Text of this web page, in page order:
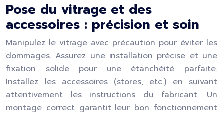
Pose du vitrage et des
accessoires : précision et soin
Manipulez le vitrage avec précaution pour éviter les
dommages. Assurez une installation précise et une
fixation solide pour une étanchéité parfaite.
Installez les accessoires (stores, etc.) en suivant
attentivement les instructions du fabricant. Un
montage correct garantit leur bon fonctionnement